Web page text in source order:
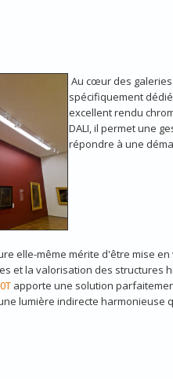
Au cœur des galeri
spécifiquement
excellent rendu
DALI, il permet une
répondre à une
elle-même mérite d'être mise
et la valorisation des structures
apporte une solution
lumière indirecte harmonieuse